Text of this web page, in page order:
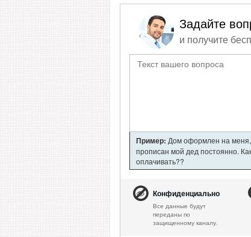
Задайте
и получите
Пример: Дом оформлен на меня,
прописан мой дед постоянно.
оплачивать??
Конфиденциально
Все данные будут
переданы по
защищенному каналу.